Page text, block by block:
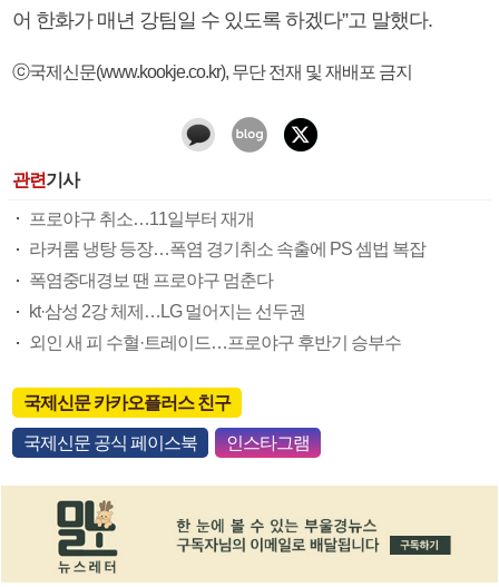
어 한화가 매년 강팀일 수 있도록 하겠다”고 말했다.
ⓒ국제신문(www.kookje.co.kr), 무단 전재 및 재배포 금지
관련기사
프로야구 취소…11일부터 재개
라커룸 냉탕 등장…폭염 경기취소 속출에 PS 셈법 복잡
폭염중대경보 땐 프로야구 멈춘다
kt·삼성 2강 체제…LG 멀어지는 선두권
외인 새 피 수혈·트레이드…프로야구 후반기 승부수
국제신문 카카오플러스 친구
국제신문 공식 페이스북 인스타그램